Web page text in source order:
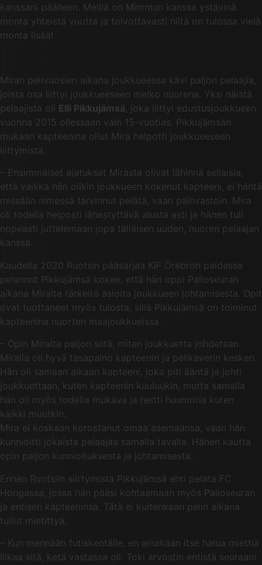
kanssani päälleen. Meillä on Mimmun kanssa ystävinä
monta yhteistä vuotta ja toivottavasti niitä on tulossa vielä
monta lisää!
Miran pelivuosien aikana joukkueessa kävi paljon pelaajia,
joista osa liittyi joukkueeseen melko nuorena. Yksi näistä
pelaajista oli Elli Pikkujämsä, joka liittyi edustusjoukkueen
vuonna 2015 ollessaan vain 15-vuotias. Pikkujämsän
mukaan kapteenina ollut Mira helpotti joukkueeseen
liittymistä.
– Ensimmäiset ajatukset Mirasta olivat lähinnä sellaisia,
että vaikka hän olikin joukkueen kokenut kapteeni, ei häntä
missään nimessä tarvinnut pelätä, vaan päinvastoin. Mira
oli todella helposti lähestyttävä alusta asti ja hänen tuli
nopeasti juttelemaan jopa tälläisen uuden, nuoren pelaajan
kanssa.
Kaudella 2020 Ruotsin pääsarjaa KIF Örebron paidassa
pelannut Pikkujämsä kokee, että hän oppi Palloseuran
aikana Miralta tärkeitä asioita joukkueen johtamisesta. Opit
ovat tuottaneet myös tulosta, sillä Pikkujämsä on toiminut
kapteenina nuorten maajoukkueissa.
– Opin Miralta paljon siitä, miten joukkuetta johdetaan.
Miralla oli hyvä tasapaino kapteenin ja pelikaverin kesken.
Hän oli samaan aikaan kapteeni, joka piti ääntä ja johti
joukkuettaan, kuten kapteenin kuuluukin, mutta samalla
hän oli myös todella mukava ja heitti huumoria kuten
kaikki muutkin.
Mira ei koskaan korostanut omaa asemaansa, vaan hän
kunnioitti jokaista pelaajaa samalla tavalla. Hänen kautta
opin paljon kunnioituksesta ja johtamisesta.
Ennen Ruotsiin siirtymistä Pikkujämsä ehti pelata FC
Hongassa, jossa hän pääsi kohtaamaan myös Palloseuran
ja entisen kapteeninsa. Tätä ei kuitenkaan pelin aikana
tullut mietittyä.
– Kun mennään futiskentälle, en ainakaan itse halua miettiä
liikaa sitä, ketä vastassa oli. Toki arvostin entistä seuraani